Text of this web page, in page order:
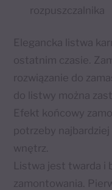
rozpuszczalnika
Elegancka listwa
ostatnim czasie.
rozwiązanie do
do listwy można
Efekt końcowy
potrzeby
wnętrz.
Listwa jest twarda i
zamontowania.